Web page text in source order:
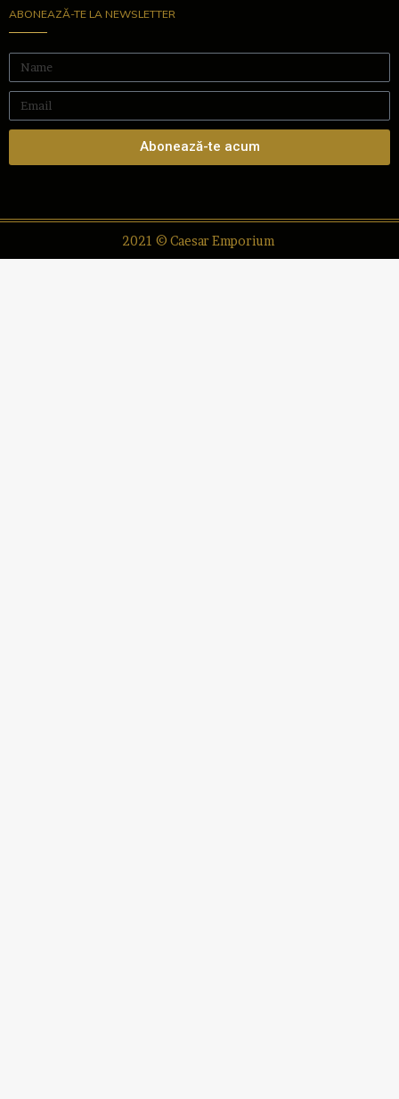
ABONEAZĂ-TE LA NEWSLETTER
Abonează-te acum
2021 © Caesar Emporium